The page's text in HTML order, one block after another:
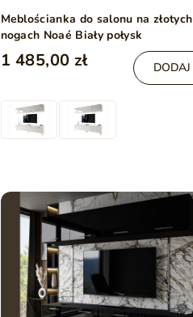
Meblościanka do salonu na złotych
nogach Noaé Biały połysk
1 485,00 zł DODAJ